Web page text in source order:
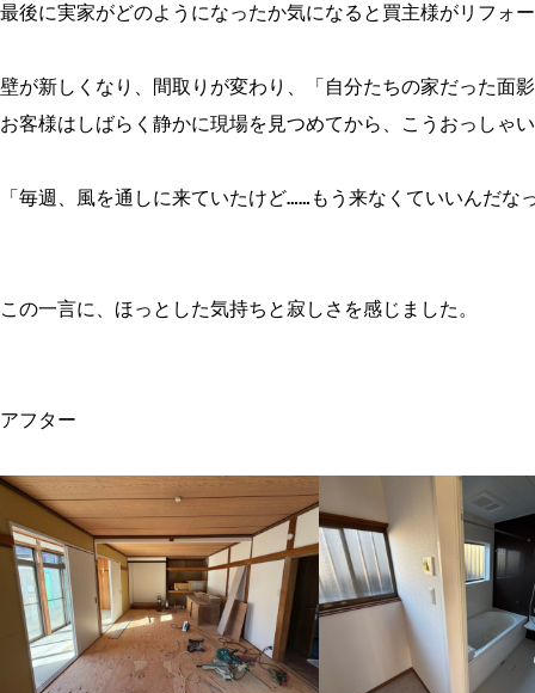
最後に実家がどのようになったか気になると買主様がリフォ
壁が新しくなり、間取りが変わり、「自分たちの家だった面
お客様はしばらく静かに現場を見つめてから、こうおっしゃ
「毎週、風を通しに来ていたけど……もう来なくていいんだな
この一言に、ほっとした気持ちと寂しさを感じました。
アフター